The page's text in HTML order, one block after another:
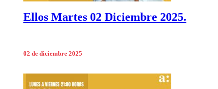
Ellos Martes 02 Diciembre 2025.
02 de diciembre 2025